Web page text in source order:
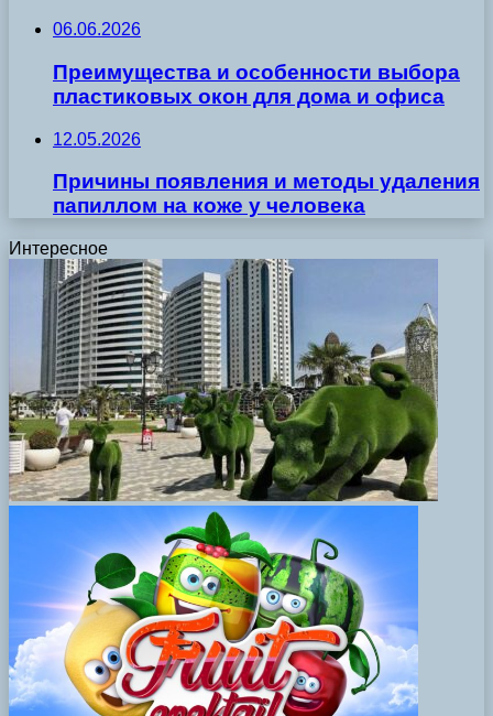
06.06.2026
Преимущества и особенности выбора
пластиковых окон для дома и офиса
12.05.2026
Причины появления и методы удаления
папиллом на коже у человека
Интересное